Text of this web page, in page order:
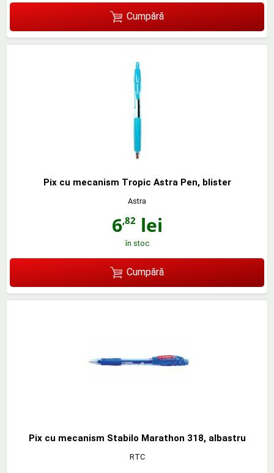
Cumpără
Pix cu mecanism Tropic Astra Pen, blister
Astra
6,82lei
în stoc
Cumpără
Pix cu mecanism Stabilo Marathon 318, albastru
RTC